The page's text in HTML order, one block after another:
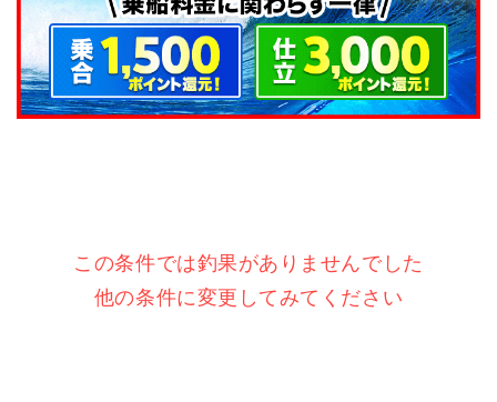
この条件では釣果がありませんでした
他の条件に変更してみてください